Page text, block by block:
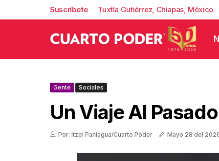
Suscríbete Tuxtla Gutiérrez, Chiapas, México
Gente Sociales
Un Viaje Al Pasado
Por: Itzel Paniagua/Cuarto Poder Mayo 28 del